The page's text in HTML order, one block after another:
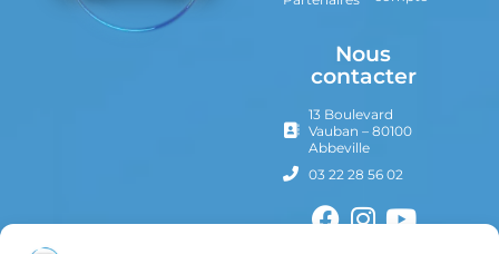
Nous
contacter
13 Boulevard
Vauban – 80100
Abbeville
03 22 28 56 02